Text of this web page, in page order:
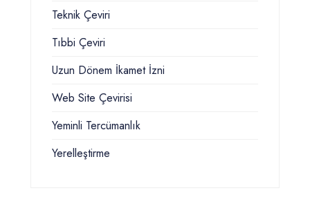
Teknik Çeviri
Tıbbi Çeviri
Uzun Dönem İkamet İzni
Web Site Çevirisi
Yeminli Tercümanlık
Yerelleştirme